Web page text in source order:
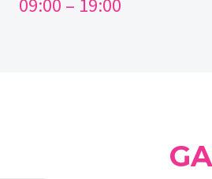
09:00 – 19:00